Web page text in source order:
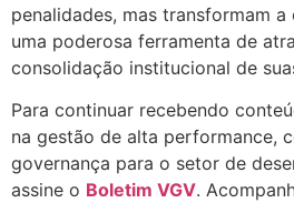
penalidades, mas transformam
uma poderosa ferramenta de
consolidação institucional de
Para continuar recebendo
na gestão de alta performance,
governança para o setor de
assine o Boletim VGV.